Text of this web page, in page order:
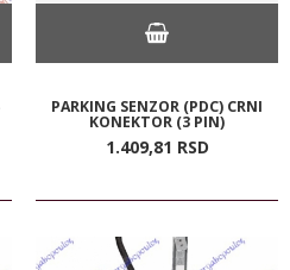
PARKING SENZOR (PDC) CRNI
KONEKTOR (3 PIN)
1.409,81 RSD